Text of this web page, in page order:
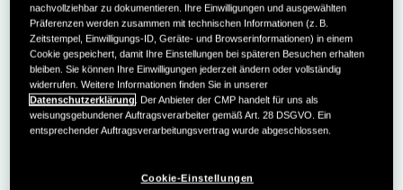
nachvollziehbar zu dokumentieren. Ihre Einwilligungen und ausgewählten
Präferenzen werden zusammen mit technischen Informationen (z. B.
Zeitstempel, Einwilligungs-ID, Geräte- und Browserinformationen) in einem
Cookie gespeichert, damit Ihre Einstellungen bei späteren Besuchen erhalten
bleiben. Sie können Ihre Einwilligungen jederzeit ändern oder vollständig
widerrufen. Weitere Informationen finden Sie in unserer
Datenschutzerklärung. Der Anbieter der CMP handelt für uns als
weisungsgebundener Auftragsverarbeiter gemäß Art. 28 DSGVO. Ein
entsprechender Auftragsverarbeitungsvertrag wurde abgeschlossen.
Cookie-Einstellungen